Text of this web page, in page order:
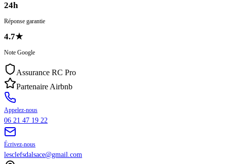
24h
Réponse garantie
4.7★
Note Google
Assurance RC Pro
Partenaire Airbnb
Appelez-nous
06 21 47 19 22
Écrivez-nous
lesclefsdalsace@gmail.com